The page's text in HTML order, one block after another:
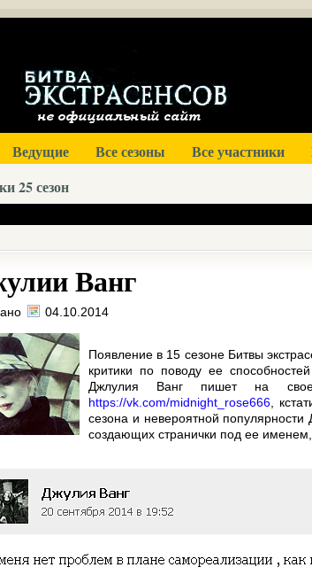
Ведущие Все сезоны Все участники
25 сезон
Ванг
04.10.2014
Появление в 15 сезоне Битвы
критики по поводу ее
Джлулия Ванг пишет на
https://vk.com/midnight_rose666 ,
сезона и невероятной
создающих странички под ее